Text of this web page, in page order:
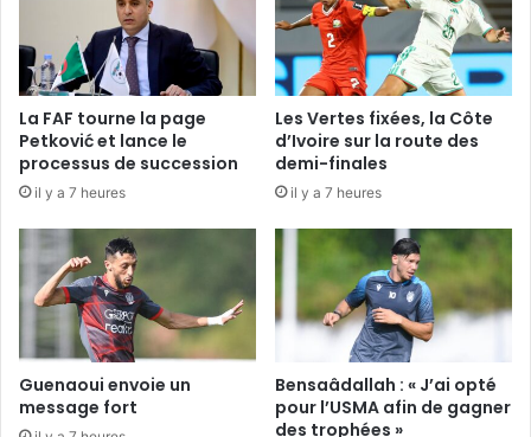
La FAF tourne la page
Petković et lance le
processus de succession
il y a 7 heures
Les Vertes fixées, la Côte
d’Ivoire sur la route des
demi-finales
il y a 7 heures
Guenaoui envoie un
message fort
Bensaâdallah : « J’ai opté
pour l’USMA afin de gagner
des trophées »